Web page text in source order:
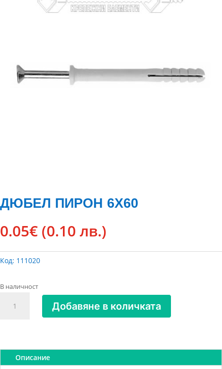
ДЮБЕЛ ПИРОН 6Х60
0.05€ (0.10 лв.)
Код: 111020
В наличност
Добавяне в количката
Описание